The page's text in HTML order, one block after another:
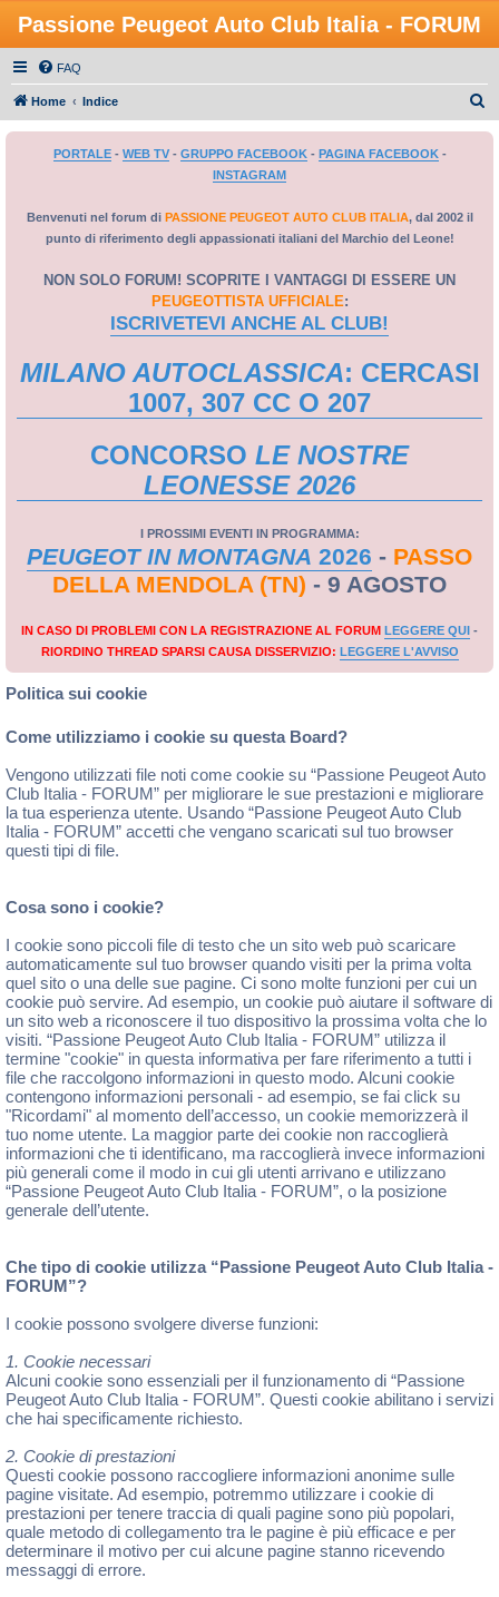
Passione Peugeot Auto Club Italia - FORUM
FAQ
Home Indice
PORTALE- WEB TV- GRUPPO FACEBOOK- PAGINA FACEBOOK-
INSTAGRAM
Benvenuti nel forum di PASSIONE PEUGEOT AUTO CLUB ITALIA, dal 2002 il
punto di riferimento degli appassionati italiani del Marchio del Leone!
NON SOLO FORUM! SCOPRITE I VANTAGGI DI ESSERE UN
PEUGEOTTISTA UFFICIALE:
ISCRIVETEVI ANCHE AL CLUB!
MILANO AUTOCLASSICA: CERCASI
1007, 307 CC O 207
CONCORSO LE NOSTRE
LEONESSE 2026
I PROSSIMI EVENTI IN PROGRAMMA:
PEUGEOT IN MONTAGNA 2026 - PASSO
DELLA MENDOLA (TN) - 9 AGOSTO
IN CASO DI PROBLEMI CON LA REGISTRAZIONE AL FORUM LEGGERE QUI -
RIORDINO THREAD SPARSI CAUSA DISSERVIZIO: LEGGERE L'AVVISO
Politica sui cookie
Come utilizziamo i cookie su questa Board?
Vengono utilizzati file noti come cookie su “Passione Peugeot Auto
Club Italia - FORUM” per migliorare le sue prestazioni e migliorare
la tua esperienza utente. Usando “Passione Peugeot Auto Club
Italia - FORUM” accetti che vengano scaricati sul tuo browser
questi tipi di file.
Cosa sono i cookie?
I cookie sono piccoli file di testo che un sito web può scaricare
automaticamente sul tuo browser quando visiti per la prima volta
quel sito o una delle sue pagine. Ci sono molte funzioni per cui un
cookie può servire. Ad esempio, un cookie può aiutare il software di
un sito web a riconoscere il tuo dispositivo la prossima volta che lo
visiti. “Passione Peugeot Auto Club Italia - FORUM” utilizza il
termine "cookie" in questa informativa per fare riferimento a tutti i
file che raccolgono informazioni in questo modo. Alcuni cookie
contengono informazioni personali - ad esempio, se fai click su
"Ricordami" al momento dell’accesso, un cookie memorizzerà il
tuo nome utente. La maggior parte dei cookie non raccoglierà
informazioni che ti identificano, ma raccoglierà invece informazioni
più generali come il modo in cui gli utenti arrivano e utilizzano
“Passione Peugeot Auto Club Italia - FORUM”, o la posizione
generale dell’utente.
Che tipo di cookie utilizza “Passione Peugeot Auto Club Italia -
FORUM”?
I cookie possono svolgere diverse funzioni:
1. Cookie necessari
Alcuni cookie sono essenziali per il funzionamento di “Passione
Peugeot Auto Club Italia - FORUM”. Questi cookie abilitano i servizi
che hai specificamente richiesto.
2. Cookie di prestazioni
Questi cookie possono raccogliere informazioni anonime sulle
pagine visitate. Ad esempio, potremmo utilizzare i cookie di
prestazioni per tenere traccia di quali pagine sono più popolari,
quale metodo di collegamento tra le pagine è più efficace e per
determinare il motivo per cui alcune pagine stanno ricevendo
messaggi di errore.